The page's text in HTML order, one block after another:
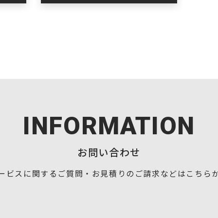
INFORMATION
お問い合わせ
ビスに関するご質問・お見積りの ご請求などはこちら